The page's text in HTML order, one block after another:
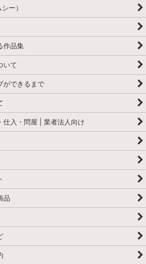
ー）
作品集
いて
ができるまで
仕入・問屋 | 業者法人向け
品